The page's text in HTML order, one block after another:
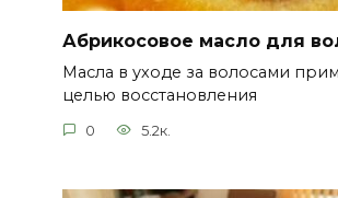
Абрикосовое масло для
Масла в уходе за волосами
целью восстановления
0 5.2к.